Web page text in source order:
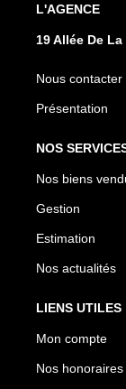
L'AGENCE
19 Allée De
Nous contacter
Présentation
NOS
Nos biens
Gestion
Estimation
Nos actualités
LIENS UTILES
Mon compte
Nos honoraires